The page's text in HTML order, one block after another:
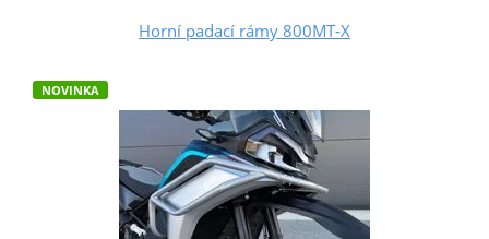
Horní padací rámy 800MT‑X
NOVINKA